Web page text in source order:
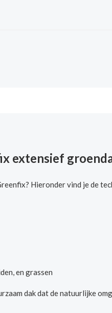
extensief
Hieronder vind je de
en grassen
dak dat de natuurlijke